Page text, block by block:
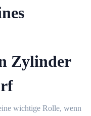
Zylinder
wichtige Rolle, wenn